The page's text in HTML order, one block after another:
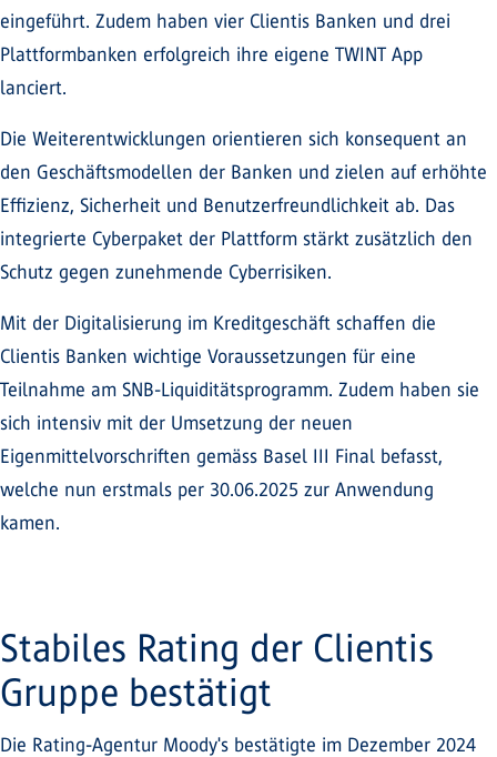
eingeführt. Zudem haben vier Clientis Banken und drei
Plattformbanken erfolgreich ihre eigene TWINT App
lanciert.
Die Weiterentwicklungen orientieren sich konsequent an
den Geschäftsmodellen der Banken und zielen auf erhöhte
Effizienz, Sicherheit und Benutzerfreundlichkeit ab. Das
integrierte Cyberpaket der Plattform stärkt zusätzlich den
Schutz gegen zunehmende Cyberrisiken.
Mit der Digitalisierung im Kreditgeschäft schaffen die
Clientis Banken wichtige Voraussetzungen für eine
Teilnahme am SNB-Liquiditätsprogramm. Zudem haben sie
sich intensiv mit der Umsetzung der neuen
Eigenmittelvorschriften gemäss Basel III Final befasst,
welche nun erstmals per 30.06.2025 zur Anwendung
kamen.
Stabiles Rating der Clientis
Gruppe bestätigt
Die Rating-Agentur Moody's bestätigte im Dezember 2024